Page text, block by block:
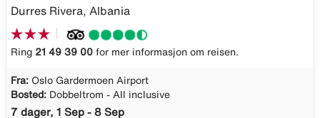
Durres Rivera, Albania
Ring 21 49 39 00 for mer informasjon om reisen.
Fra: Oslo Gardermoen Airport
Bosted: Dobbeltrom - All inclusive
7 dager, 1 Sep - 8 Sep